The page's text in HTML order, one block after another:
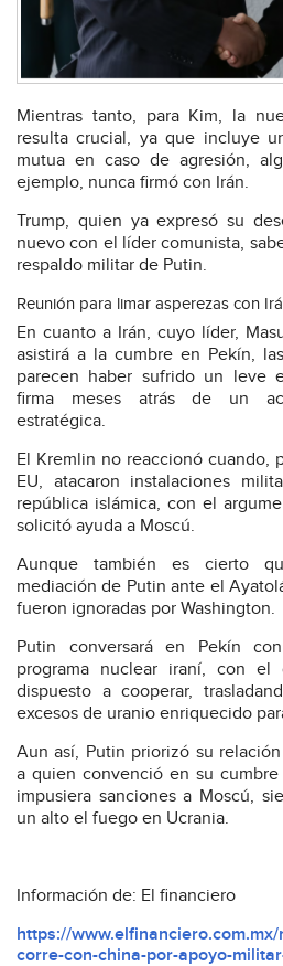
Mientras tanto, para Kim, la
resulta crucial, ya que incluye
mutua en caso de agresión,
ejemplo, nunca firmó con Irán.
Trump, quien ya expresó su
nuevo con el líder comunista,
respaldo militar de Putin.
Reunión para limar asperezas con
En cuanto a Irán, cuyo líder,
asistirá a la cumbre en Pekín,
parecen haber sufrido un leve
firma meses atrás de un
estratégica.
El Kremlin no reaccionó cuando,
EU, atacaron instalaciones
república islámica, con el
solicitó ayuda a Moscú.
Aunque también es cierto
mediación de Putin ante el
fueron ignoradas por Washington.
Putin conversará en Pekín
programa nuclear iraní, con el
dispuesto a cooperar,
excesos de uranio enriquecido
Aun así, Putin priorizó su
a quien convenció en su
impusiera sanciones a Moscú,
un alto el fuego en Ucrania.
Información de: El financiero
https://
corre-con-china-por-apoyo-